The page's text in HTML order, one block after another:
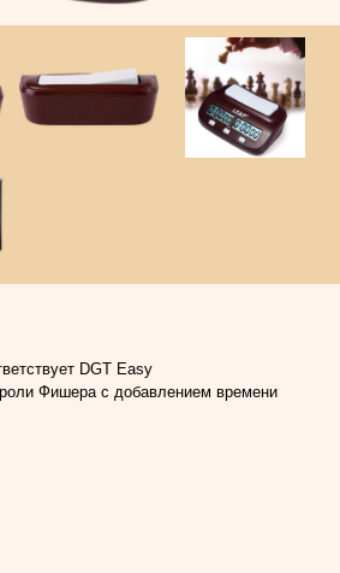
DGT Easy
Фишера с добавлением времени